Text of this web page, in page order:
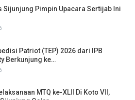
Sijunjung Pimpin Upacara Sertijab Ini
Patriot (TEP) 2026 dari IPB
Berkunjung ke…
MTQ ke-XLII Di Koto VII,